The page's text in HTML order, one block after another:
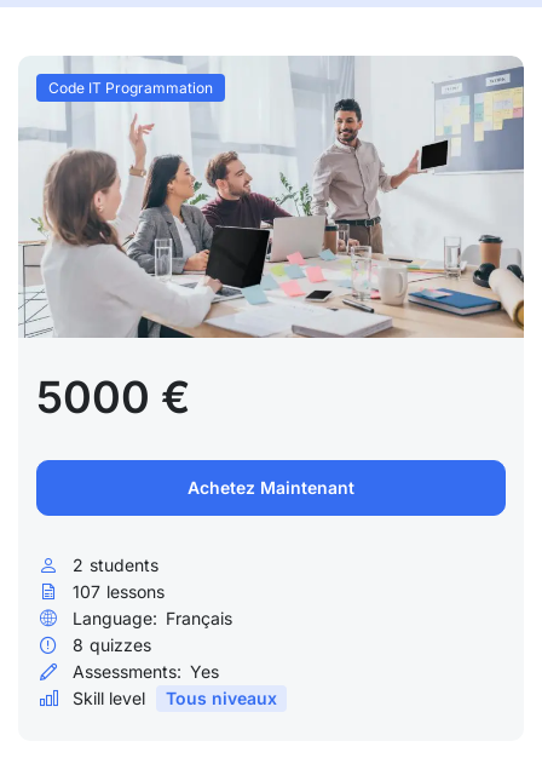
Code IT Programmation
5000 €
Achetez Maintenant
2 students
107 lessons
Language: Français
8 quizzes
Assessments: Yes
Skill level
Tous niveaux